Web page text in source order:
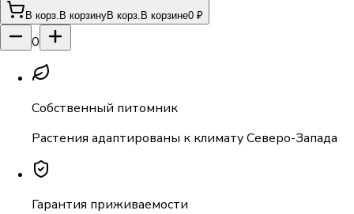
В корз. В корзинуВ корз. В корзине0 ₽
0
Собственный питомник
Растения адаптированы к климату Северо-Запада
Гарантия приживаемости